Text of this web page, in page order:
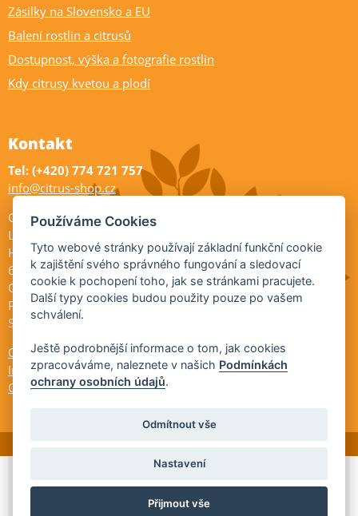
Zásilky na Slovensko a EU
Balení rostlin a citrusů
Dostupnost, výška a fotografie rostlin
Kdy citrusy kvetou a plodí
Kontakt
Tel: (+420) 774 721 757
info@citrus-shop.cz
Citrus shop zahradnictví
Legionářů 2
Hodonín
695 01
Otevřeno:
Po-Pá 9-17
So 9-11:30
Ochrana osobních údajů
Informace ÚKZÚZ
Cookies
© 2026 Citrus-shop.cz -Partnerský
program
Používáme Cookies
Tyto webové stránky používají základní funkční cookie
k zajištění svého správného fungování a sledovací
cookie k pochopení toho, jak se stránkami pracujete.
Další typy cookies budou použity pouze po vašem
schválení.
Ještě podrobnější informace o tom, jak cookies
zpracováváme, naleznete v našich Podmínkách
ochrany osobních údajů.
Odmítnout vše
Nastavení
Přijmout vše